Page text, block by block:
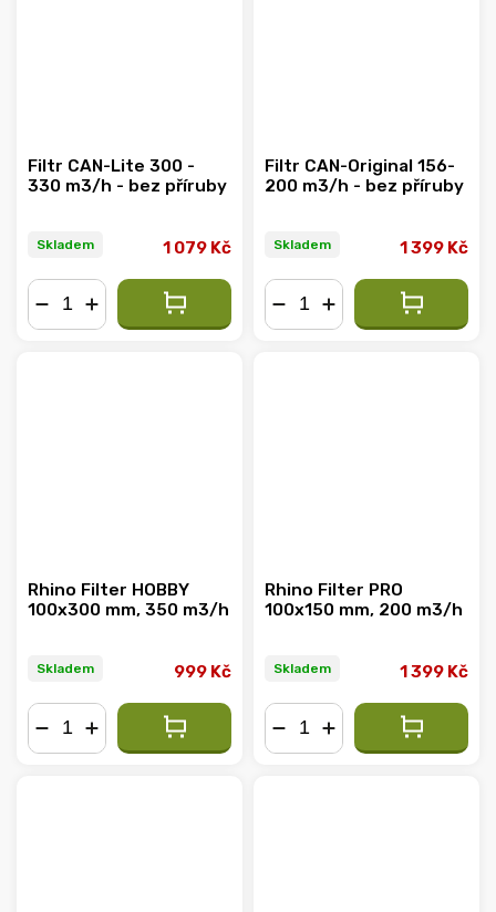
Filtr CAN-Lite 300 -
330 m3/h - bez příruby
Skladem 1 079 Kč
Filtr CAN-Original 156-
200 m3/h - bez příruby
Skladem 1 399 Kč
Rhino Filter HOBBY
100x300 mm, 350 m3/h
Skladem 999 Kč
Rhino Filter PRO
100x150 mm, 200 m3/h
Skladem 1 399 Kč